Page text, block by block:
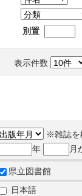
別置
表示件数
※雑誌を
年
月
県立図書館
日本語